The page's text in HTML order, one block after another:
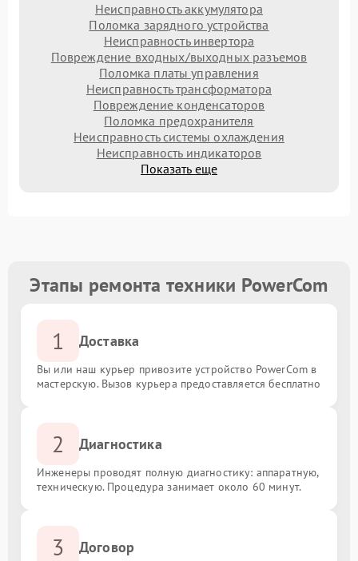
Неисправность аккумулятора
Поломка зарядного устройства
Неисправность инвертора
Повреждение входных/выходных разъемов
Поломка платы управления
Неисправность трансформатора
Повреждение конденсаторов
Поломка предохранителя
Неисправность системы охлаждения
Неисправность индикаторов
Показать еще
Этапы ремонта техники PowerCom
1 Доставка
Вы или наш курьер привозите устройство PowerCom в
мастерскую. Вызов курьера предоставляется бесплатно
2 Диагностика
Инженеры проводят полную диагностику: аппаратную,
техническую. Процедура занимает около 60 минут.
3 Договор